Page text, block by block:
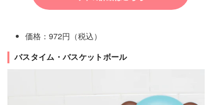
価格：972円（税込）
バスタイム・バスケットボール